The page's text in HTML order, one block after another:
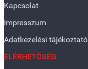
Kapcsolat
Impresszum
Adatkezelési tájékoztató
ELÉRHETŐSÉG